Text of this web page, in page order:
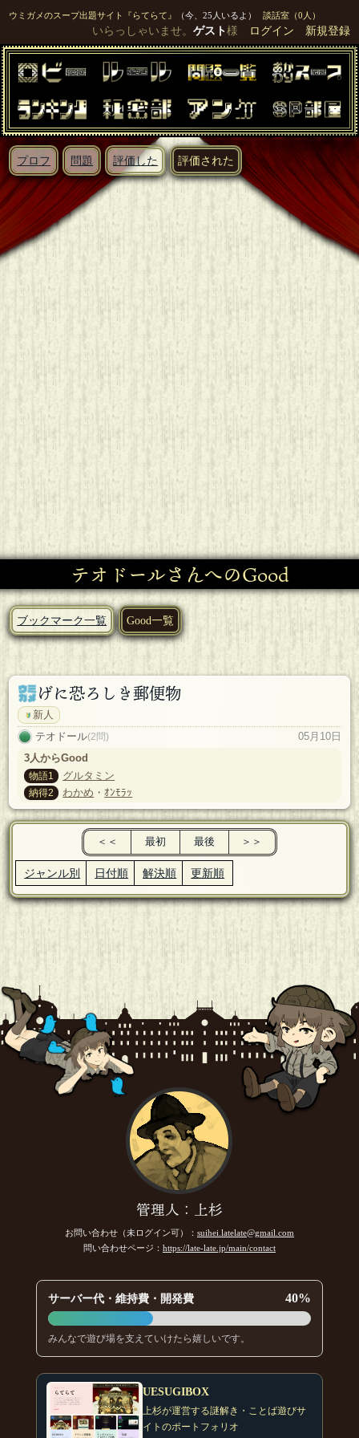
ウミガメのスープ出題サイト『らてらて』 （今、25人いるよ） 談話室（0人）
いらっしゃいませ。 ゲスト様 ログイン 新規登録
プロフ 問題 評価した 評価された
テオドールさんへのGood
ブックマーク一覧 Good一覧
げに恐ろしき郵便物
新人
テオドール(2問)
05月10日
3人からGood
物語1 グルタミン
納得2 わかめ ・ｵﾝﾓﾗｯ
＜＜ 最初 最後 ＞＞
ジャンル別 日付順 解決順 更新順
管理人：上杉
お問い合わせ（未ログイン可）： suihei.latelate@gmail.com
問い合わせページ： https://late-late.jp/main/contact
サーバー代・維持費・開発費 40%
みんなで遊び場を支えていけたら嬉しいです。
UESUGIBOX
上杉が運営する謎解き・ことば遊びサ
イトのポートフォリオ